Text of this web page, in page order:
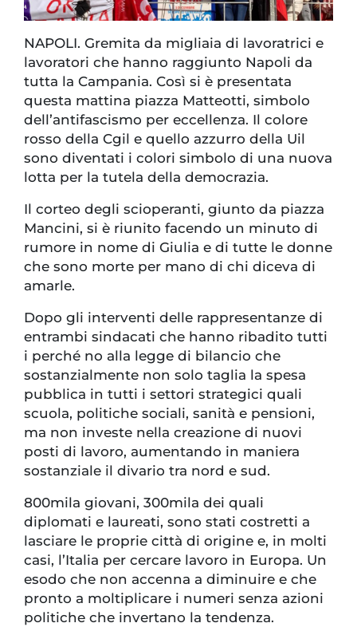
NAPOLI. Gremita da migliaia di lavoratrici e
lavoratori che hanno raggiunto Napoli da
tutta la Campania. Così si è presentata
questa mattina piazza Matteotti, simbolo
dell’antifascismo per eccellenza. Il colore
rosso della Cgil e quello azzurro della Uil
sono diventati i colori simbolo di una nuova
lotta per la tutela della democrazia.
Il corteo degli scioperanti, giunto da piazza
Mancini, si è riunito facendo un minuto di
rumore in nome di Giulia e di tutte le donne
che sono morte per mano di chi diceva di
amarle.
Dopo gli interventi delle rappresentanze di
entrambi sindacati che hanno ribadito tutti
i perché no alla legge di bilancio che
sostanzialmente non solo taglia la spesa
pubblica in tutti i settori strategici quali
scuola, politiche sociali, sanità e pensioni,
ma non investe nella creazione di nuovi
posti di lavoro, aumentando in maniera
sostanziale il divario tra nord e sud.
800mila giovani, 300mila dei quali
diplomati e laureati, sono stati costretti a
lasciare le proprie città di origine e, in molti
casi, l’Italia per cercare lavoro in Europa. Un
esodo che non accenna a diminuire e che
pronto a moltiplicare i numeri senza azioni
politiche che invertano la tendenza.